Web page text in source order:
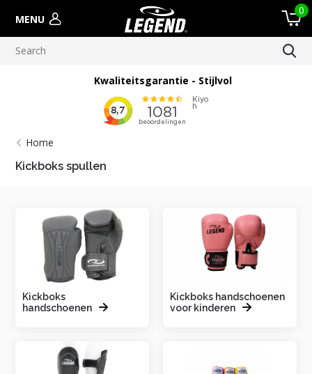
MENU
0
Kwaliteitsgarantie - Stijlvol
Home
Kickboks spullen
Kickboks
handschoenen
Kickboks handschoenen
voor kinderen